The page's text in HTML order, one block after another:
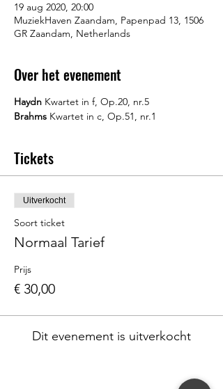
19 aug 2020, 20:00
MuziekHaven Zaandam, Papenpad 13, 1506
GR Zaandam, Netherlands
Over het evenement
Haydn Kwartet in f, Op.20, nr.5
Brahms Kwartet in c, Op.51, nr.1
Tickets
Uitverkocht
Soort ticket
Normaal Tarief
Prijs
€ 30,00
Dit evenement is uitverkocht